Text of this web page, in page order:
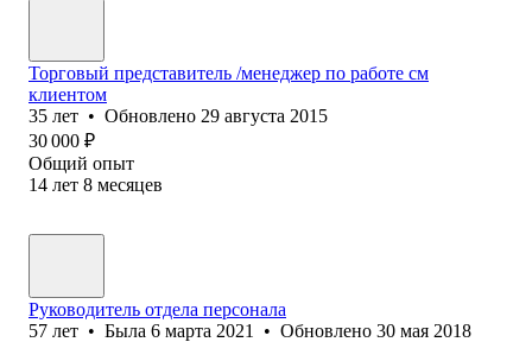
Торговый представитель /менеджер по работе см
клиентом
35 лет • Обновлено 29 августа 2015
30 000 ₽
Общий опыт
14 лет 8 месяцев
Руководитель отдела персонала
57 лет • Была 6 марта 2021 • Обновлено 30 мая 2018